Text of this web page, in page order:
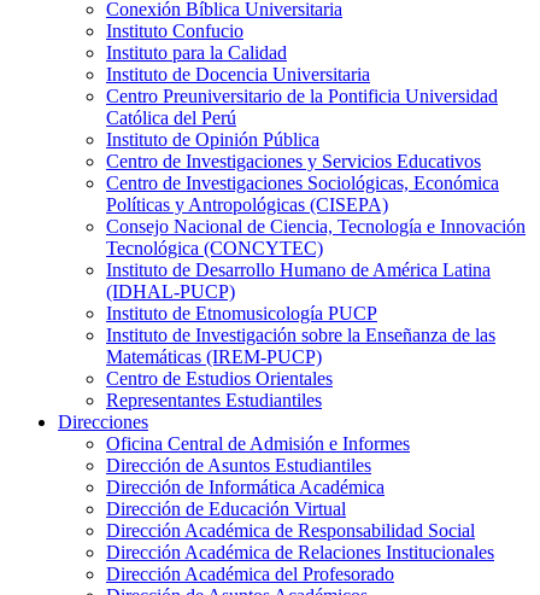
Conexión Bíblica Universitaria
Instituto Confucio
Instituto para la Calidad
Instituto de Docencia Universitaria
Centro Preuniversitario de la Pontificia Universidad
Católica del Perú
Instituto de Opinión Pública
Centro de Investigaciones y Servicios Educativos
Centro de Investigaciones Sociológicas, Económica
Políticas y Antropológicas (CISEPA)
Consejo Nacional de Ciencia, Tecnología e Innovación
Tecnológica (CONCYTEC)
Instituto de Desarrollo Humano de América Latina
(IDHAL-PUCP)
Instituto de Etnomusicología PUCP
Instituto de Investigación sobre la Enseñanza de las
Matemáticas (IREM-PUCP)
Centro de Estudios Orientales
Representantes Estudiantiles
Direcciones
Oficina Central de Admisión e Informes
Dirección de Asuntos Estudiantiles
Dirección de Informática Académica
Dirección de Educación Virtual
Dirección Académica de Responsabilidad Social
Dirección Académica de Relaciones Institucionales
Dirección Académica del Profesorado